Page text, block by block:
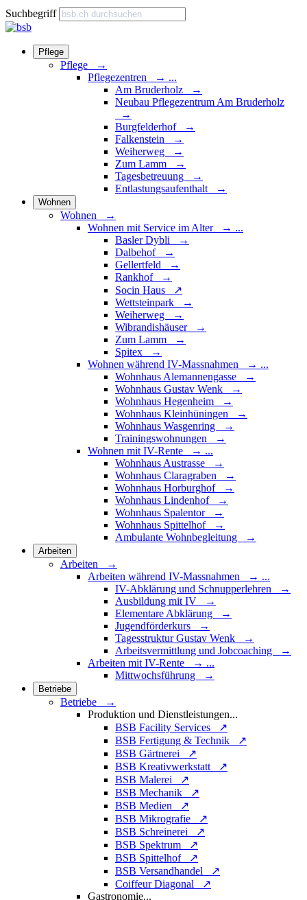
Suchbegriff
Pflege
Pflege →
Pflegezentren
→ ...
Am Bruderholz →
Neubau Pflegezentrum Am Bruderholz
→
Burgfelderhof →
Falkenstein →
Weiherweg →
Zum Lamm →
Tagesbetreuung →
Entlastungsaufenthalt →
Wohnen
Wohnen →
Wohnen mit Service im Alter
→ ...
Basler Dybli →
Dalbehof →
Gellertfeld →
Rankhof →
Socin Haus ↗
Wettsteinpark →
Weiherweg →
Wibrandishäuser →
Zum Lamm →
Spitex →
Wohnen während IV-Massnahmen
→ ...
Wohnhaus Alemannengasse →
Wohnhaus Gustav Wenk →
Wohnhaus Hegenheim →
Wohnhaus Kleinhüningen →
Wohnhaus Wasgenring →
Trainingswohnungen →
Wohnen mit IV-Rente
→ ...
Wohnhaus Austrasse →
Wohnhaus Claragraben →
Wohnhaus Horburghof →
Wohnhaus Lindenhof →
Wohnhaus Spalentor →
Wohnhaus Spittelhof →
Ambulante Wohnbegleitung →
Arbeiten
Arbeiten →
Arbeiten während IV-Massnahmen
→ ...
IV-Abklärung und Schnupperlehren →
Ausbildung mit IV →
Elementare Abklärung →
Jugendförderkurs →
Tagesstruktur Gustav Wenk →
Arbeitsvermittlung und Jobcoaching →
Arbeiten mit IV-Rente
→ ...
Mittwochsführung →
Betriebe
Betriebe →
Produktion und Dienstleistungen...
BSB Facility Services ↗
BSB Fertigung & Technik ↗
BSB Gärtnerei ↗
BSB Kreativwerkstatt ↗
BSB Malerei ↗
BSB Mechanik ↗
BSB Medien ↗
BSB Mikrografie ↗
BSB Schreinerei ↗
BSB Spektrum ↗
BSB Spittelhof ↗
BSB Versandhandel ↗
Coiffeur Diagonal ↗
Gastronomie...